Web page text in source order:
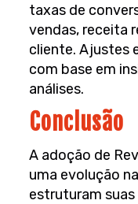
taxas de
vendas, receita
cliente. Ajustes
com base em
análises.
Conclusão
A adoção de
uma evolução
estruturam